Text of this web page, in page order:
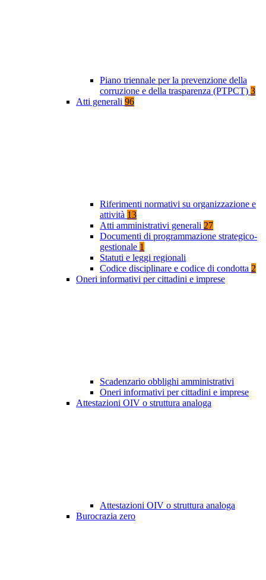
Piano triennale per la prevenzione della
corruzione e della trasparenza (PTPCT) 3
Atti generali 96
Riferimenti normativi su organizzazione e
attività 13
Atti amministrativi generali 27
Documenti di programmazione strategico-
gestionale 1
Statuti e leggi regionali
Codice disciplinare e codice di condotta 2
Oneri informativi per cittadini e imprese
Scadenzario obblighi amministrativi
Oneri informativi per cittadini e imprese
Attestazioni OIV o struttura analoga
Attestazioni OIV o struttura analoga
Burocrazia zero